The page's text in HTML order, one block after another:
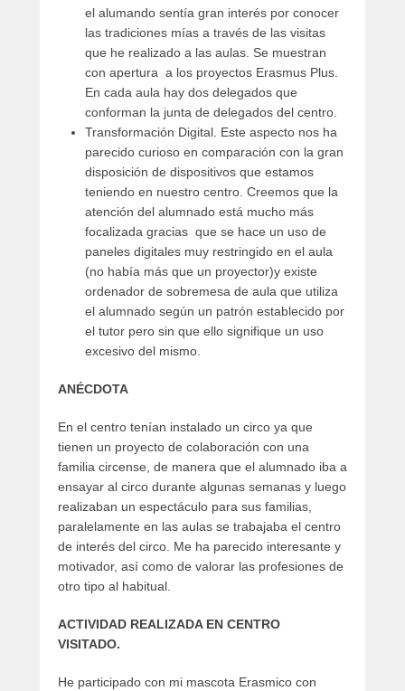
el alumando sentía gran interés por conocer
las tradiciones mías a través de las visitas
que he realizado a las aulas. Se muestran
con apertura a los proyectos Erasmus Plus.
En cada aula hay dos delegados que
conforman la junta de delegados del centro.
Transformación Digital. Este aspecto nos ha
parecido curioso en comparación con la gran
disposición de dispositivos que estamos
teniendo en nuestro centro. Creemos que la
atención del alumnado está mucho más
focalizada gracias que se hace un uso de
paneles digitales muy restringido en el aula
(no había más que un proyector)y existe
ordenador de sobremesa de aula que utiliza
el alumnado según un patrón establecido por
el tutor pero sin que ello signifique un uso
excesivo del mismo.
ANÉCDOTA
En el centro tenían instalado un circo ya que
tienen un proyecto de colaboración con una
familia circense, de manera que el alumnado iba a
ensayar al circo durante algunas semanas y luego
realizaban un espectáculo para sus familias,
paralelamente en las aulas se trabajaba el centro
de interés del circo. Me ha parecido interesante y
motivador, así como de valorar las profesiones de
otro tipo al habitual.
ACTIVIDAD REALIZADA EN CENTRO
VISITADO.
He participado con mi mascota Erasmico con